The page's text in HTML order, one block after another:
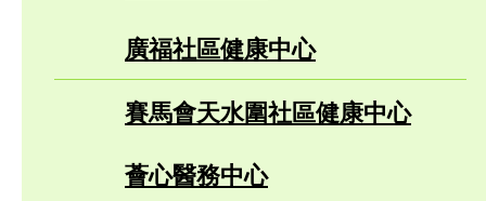
廣福社區健康中心
賽馬會天水圍社區健康中心
薈心醫務中心